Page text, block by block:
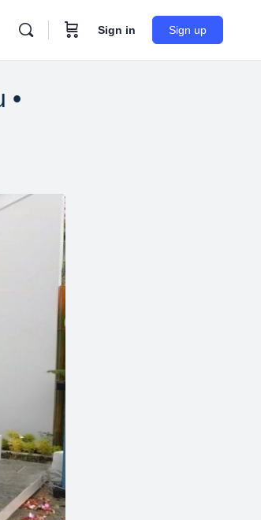
Sign in Sign up
•